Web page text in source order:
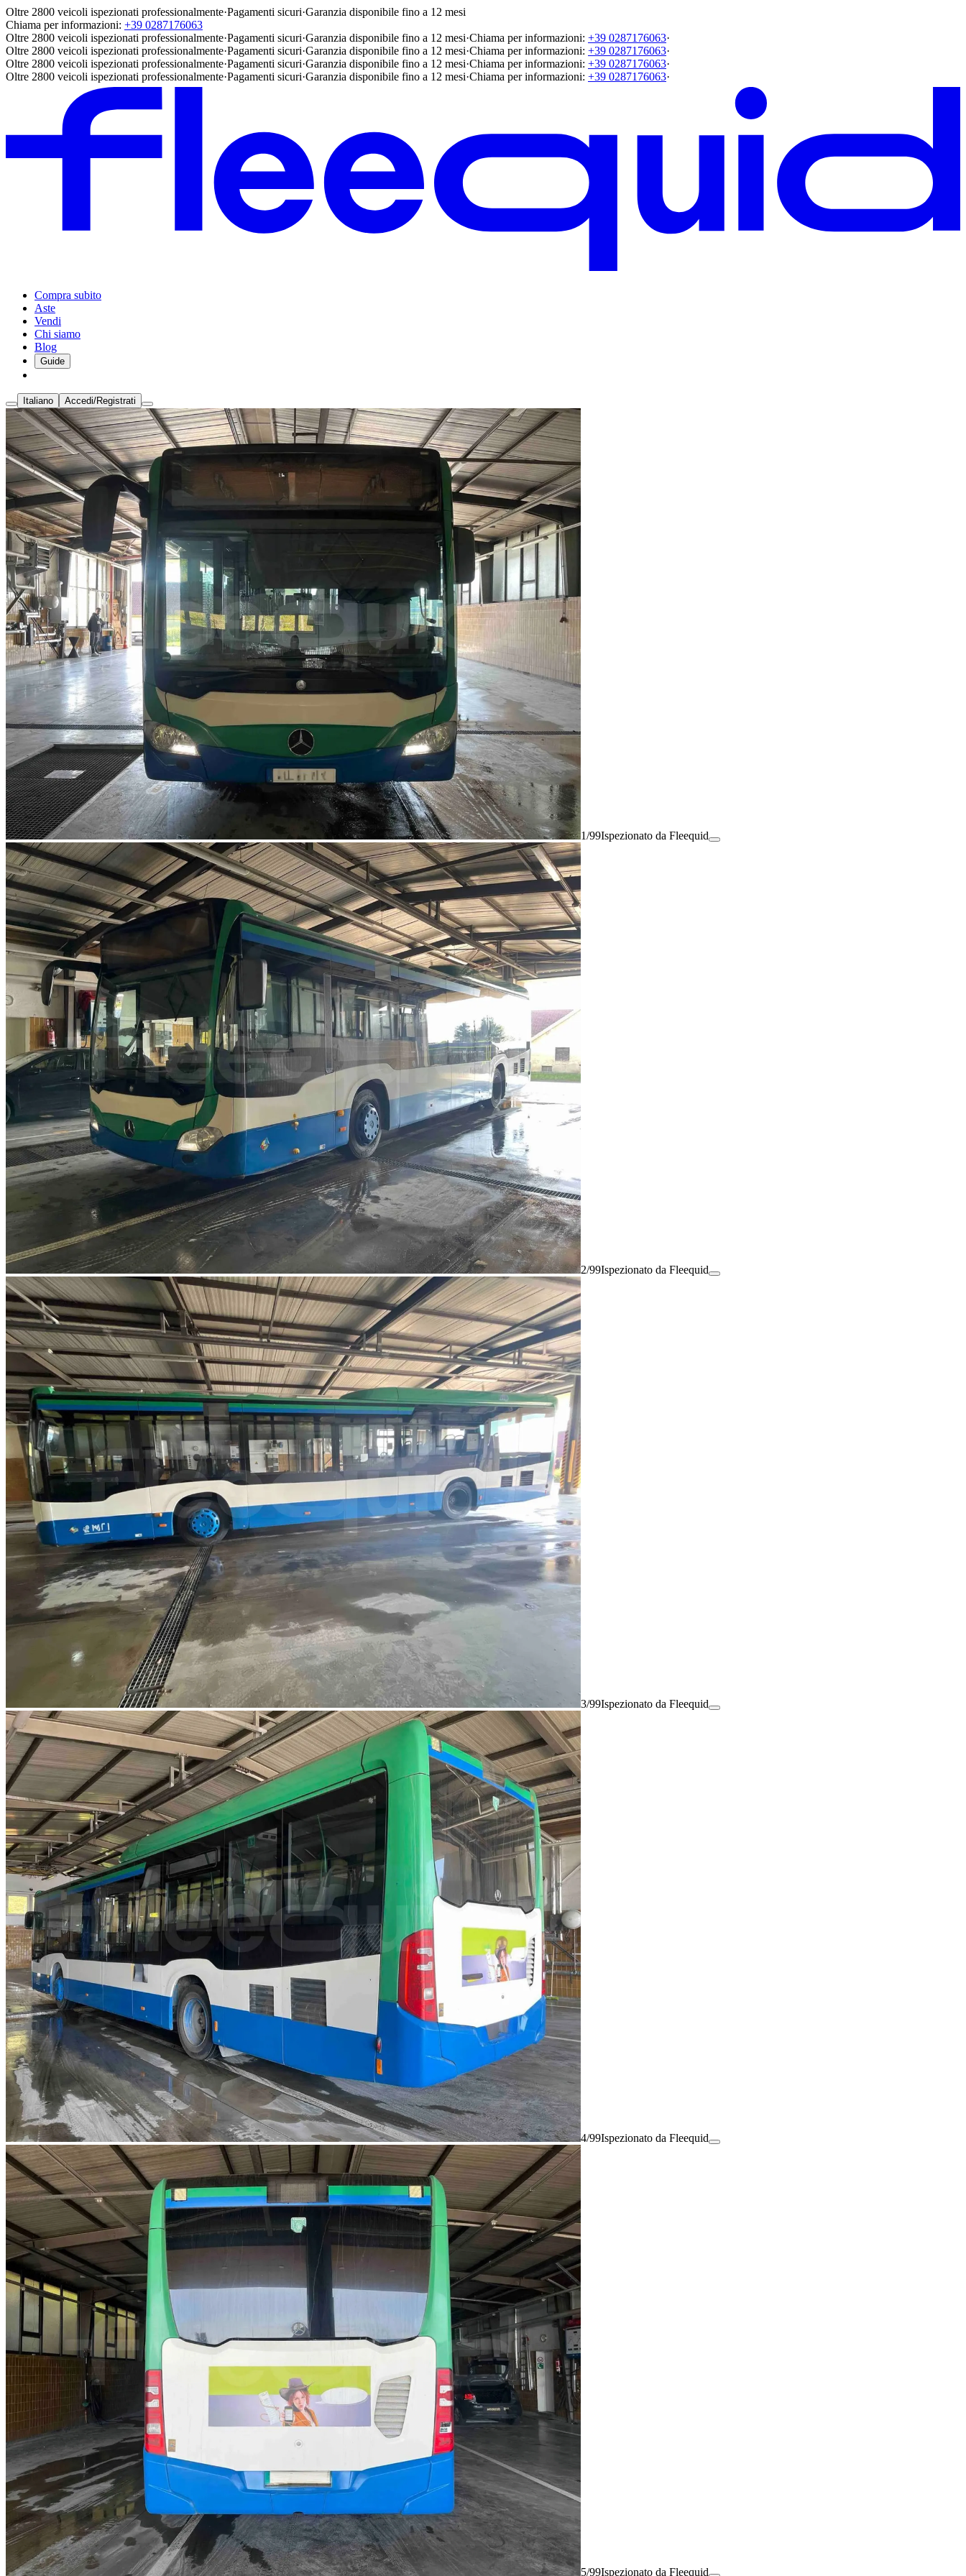
Oltre 2800 veicoli ispezionati professionalmente·Pagamenti sicuri·Garanzia disponibile fino a 12 mesi
Chiama per informazioni: +39 0287176063
Oltre 2800 veicoli ispezionati professionalmente·Pagamenti sicuri·Garanzia disponibile fino a 12 mesi·Chiama per informazioni: +39 0287176063·
Oltre 2800 veicoli ispezionati professionalmente·Pagamenti sicuri·Garanzia disponibile fino a 12 mesi·Chiama per informazioni: +39 0287176063·
Oltre 2800 veicoli ispezionati professionalmente·Pagamenti sicuri·Garanzia disponibile fino a 12 mesi·Chiama per informazioni: +39 0287176063·
Oltre 2800 veicoli ispezionati professionalmente·Pagamenti sicuri·Garanzia disponibile fino a 12 mesi·Chiama per informazioni: +39 0287176063·
Compra subito
Aste
Vendi
Chi siamo
Blog
Guide
Italiano Accedi/Registrati
1/99Ispezionato da Fleequid
2/99Ispezionato da Fleequid
3/99Ispezionato da Fleequid
4/99Ispezionato da Fleequid
5/99Ispezionato da Fleequid